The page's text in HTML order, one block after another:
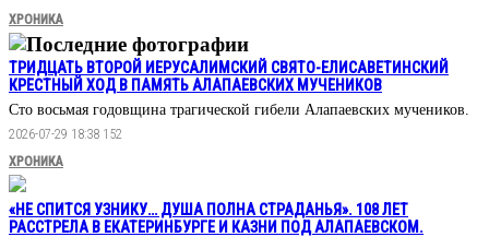
ХРОНИКА
ТРИДЦАТЬ ВТОРОЙ ИЕРУСАЛИМСКИЙ СВЯТО-ЕЛИСАВЕТИНСКИЙ
КРЕСТНЫЙ ХОД В ПАМЯТЬ АЛАПАЕВСКИХ МУЧЕНИКОВ
Сто восьмая годовщина трагической гибели Алапаевских мучеников.
2026-07-29 18:38 152
ХРОНИКА
«НЕ СПИТСЯ УЗНИКУ… ДУША ПОЛНА СТРАДАНЬЯ». 108 ЛЕТ
РАССТРЕЛА В ЕКАТЕРИНБУРГЕ И КАЗНИ ПОД АЛАПАЕВСКОМ.
Последние фотографии